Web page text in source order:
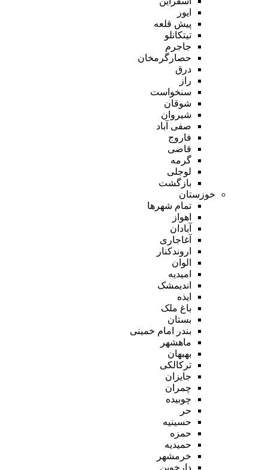
ایور
پیش قلعه
تیتکانلو
جاجرم
حصارگرمخان
درق
راز
سنخواست
شوقان
شیروان
صفی آباد
فاروج
قاضی
گرمه
لوجلی
بازگشت
خوزستان
تمام شهر‌ها
اهواز
آبادان
آغاجاری
اروندکنار
الوان
امیدیه
اندیمشک
ایذه
باغ ملک
بستان
بندر امام خمینی
ماهشهر
بهبهان
ترکالکی
جایزان
چمران
چوبیده
حر
حسینیه
حمزه
حمیدیه
خرمشهر
دارخوین